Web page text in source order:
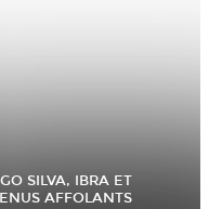
SILVA, IBRA ET
AFFOLANTS